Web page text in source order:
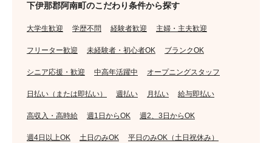
下伊那郡阿南町のこだわり条件から探す
大学生歓迎 学歴不問 経験者歓迎 主婦・主夫歓迎
フリーター歓迎 未経験者・初心者OK ブランクOK
シニア応援・歓迎 中高年活躍中 オープニングスタッフ
日払い（または即払い） 週払い 月払い 給与即払い
高収入・高時給 週1日からOK 週2、3日からOK
週4日以上OK 土日のみOK 平日のみOK（土日祝休み）